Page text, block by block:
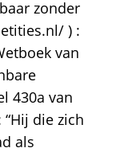
zonder
) :
van
430a van
die zich
als